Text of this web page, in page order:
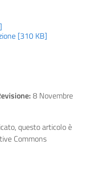
[310 KB]
8 Novembre
questo articolo è
Commons